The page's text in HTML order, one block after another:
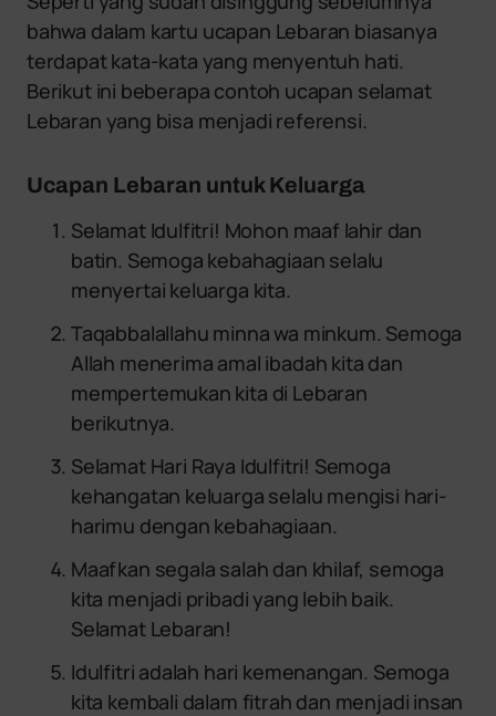
bahwa dalam kartu ucapan Lebaran biasanya
terdapat kata-kata yang menyentuh hati.
Berikut ini beberapa contoh ucapan selamat
Lebaran yang bisa menjadi referensi.
Ucapan Lebaran untuk Keluarga
Selamat Idulfitri! Mohon maaf lahir dan
batin. Semoga kebahagiaan selalu
menyertai keluarga kita.
Taqabbalallahu minna wa minkum. Semoga
Allah menerima amal ibadah kita dan
mempertemukan kita di Lebaran
berikutnya.
Selamat Hari Raya Idulfitri! Semoga
kehangatan keluarga selalu mengisi hari-
harimu dengan kebahagiaan.
Maafkan segala salah dan khilaf, semoga
kita menjadi pribadi yang lebih baik.
Selamat Lebaran!
Idulfitri adalah hari kemenangan. Semoga
kita kembali dalam fitrah dan menjadi insan